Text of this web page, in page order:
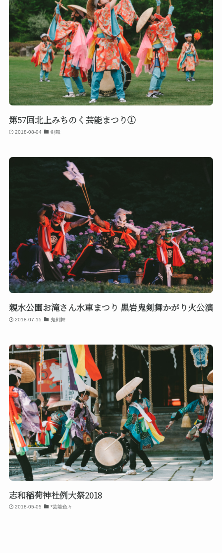
第57回北上みちのく芸能まつり①
2018-08-04 剣舞
親水公園お滝さん水車まつり 黒岩鬼剣舞かがり火公演
2018-07-15 鬼剣舞
志和稲荷神社例大祭2018
2018-05-05 *芸能色々